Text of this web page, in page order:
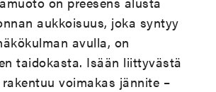
aukkoisuus, joka syntyy
avulla, on
taidokasta. Isään liittyvästä
voimakas jännite –